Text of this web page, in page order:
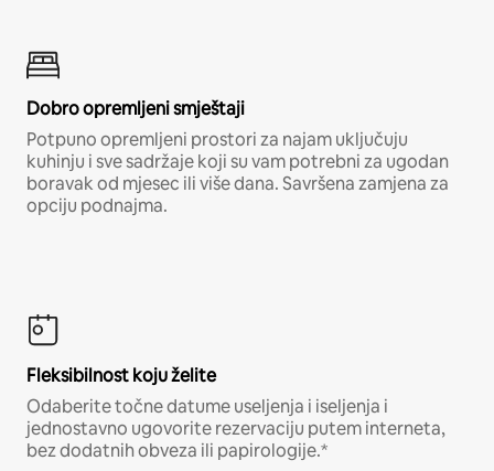
Dobro opremljeni smještaji
Potpuno opremljeni prostori za najam uključuju
kuhinju i sve sadržaje koji su vam potrebni za ugodan
boravak od mjesec ili više dana. Savršena zamjena za
opciju podnajma.
Fleksibilnost koju želite
Odaberite točne datume useljenja i iseljenja i
jednostavno ugovorite rezervaciju putem interneta,
bez dodatnih obveza ili papirologije.*